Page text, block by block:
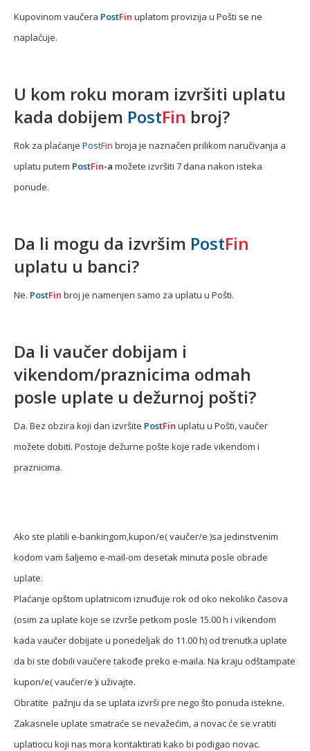
Kupovinom vaučera PostFin uplatom provizija u Pošti se ne
naplaćuje.
U kom roku moram izvršiti uplatu
kada dobijem PostFin broj?
Rok za plaćanje PostFin broja je naznačen prilikom naručivanja a
uplatu putem PostFin-a možete izvršiti 7 dana nakon isteka
ponude.
Da li mogu da izvršim PostFin
uplatu u banci?
Ne. PostFin broj je namenjen samo za uplatu u Pošti.
Da li vaučer dobijam i
vikendom/praznicima odmah
posle uplate u dežurnoj pošti?
Da. Bez obzira koji dan izvršite PostFin uplatu u Pošti, vaučer
možete dobiti. Postoje dežurne pošte koje rade vikendom i
praznicima.
Ako ste platili e-bankingom,kupon/e( vaučer/e )sa jedinstvenim
kodom vam šaljemo e-mail-om desetak minuta posle obrade
uplate.
Plaćanje opštom uplatnicom iznuđuje rok od oko nekoliko časova
(osim za uplate koje se izvrše petkom posle 15.00 h i vikendom
kada vaučer dobijate u ponedeljak do 11.00 h) od trenutka uplate
da bi ste dobili vaučere takođe preko e-maila. Na kraju odštampate
kupon/e( vaučer/e )i uživajte.
Obratite pažnju da se uplata izvrši pre nego što ponuda istekne.
Zakasnele uplate smatraće se nevažećim, a novac će se vratiti
uplatiocu koji nas mora kontaktirati kako bi podigao novac.